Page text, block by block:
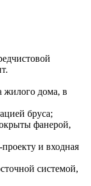
жилого дома, в
бруса;
фанерой,
и входная
системой,